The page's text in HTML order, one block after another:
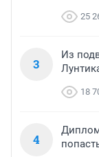
25
3
Из
18
4